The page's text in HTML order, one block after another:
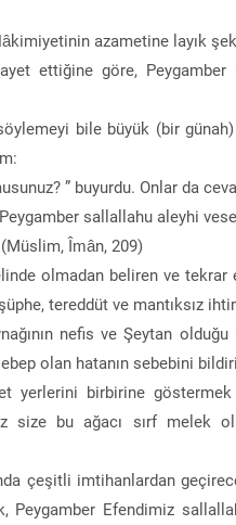
azametine layık
ettiğine göre,
bile büyük (bir
” buyurdu. Onlar da
sallallahu aleyhi
(Müslim, Îmân, 209)
olmadan beliren ve
tereddüt ve mantıksız
nefis ve Şeytan
olan hatanın sebebini
yerlerini birbirine
size bu ağacı sırf melek
çeşitli imtihanlardan
Peygamber Efendimiz